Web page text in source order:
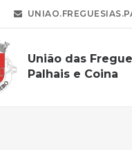
União das
Palhais e Coina